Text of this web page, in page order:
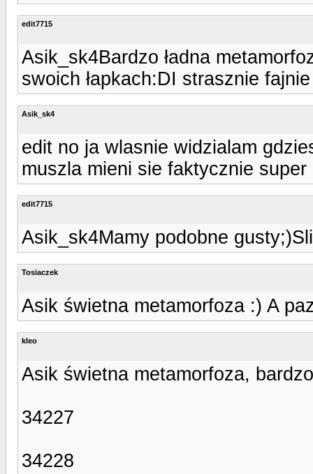
edit7715
Asik_sk4Bardzo ładna
swoich łapkach:DI strasznie
Asik_sk4
edit no ja wlasnie widzialam
muszla mieni sie faktycznie
edit7715
Asik_sk4Mamy podobne
Tosiaczek
Asik świetna metamorfoza :) A
kleo
Asik świetna metamorfoza,
34227
34228